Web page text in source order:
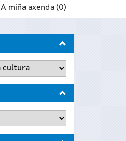
A miña axenda (0)